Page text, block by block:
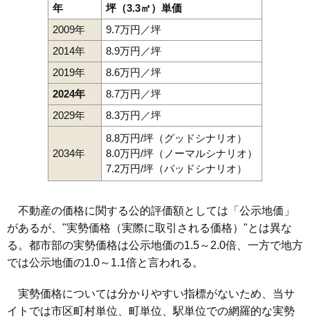
年
坪（3.3㎡）単価
2009年
9.7万円／坪
2014年
8.9万円／坪
2019年
8.6万円／坪
2024年
8.7万円／坪
2029年
8.3万円／坪
2034年
8.8万円/坪（グッドシナリオ）
8.0万円/坪（ノーマルシナリオ）
7.2万円/坪（バッドシナリオ）
不動産の価格に関する公的評価額としては「公示地価」
があるが、"実勢価格（実際に取引される価格）"とは異な
る。都市部の実勢価格は公示地価の1.5～2.0倍、一方で地方
では公示地価の1.0～1.1倍と言われる。
実勢価格については分かりやすい指標がないため、当サ
イトでは市区町村単位、町単位、駅単位での網羅的な実勢